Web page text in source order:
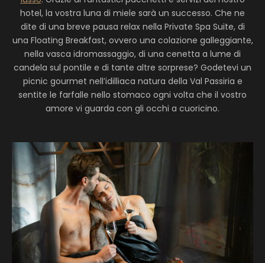
hotel, la vostra luna di miele sarà un successo. Che ne
dite di una breve pausa relax nella Private Spa Suite, di
una Floating Breakfast, ovvero una colazione galleggiante,
nella vasca idromassaggio, di una cenetta a lume di
candela sul pontile e di tante altre sorprese? Godetevi un
picnic gourmet nell’idilliaca natura della Val Passiria e
sentite le farfalle nello stomaco ogni volta che il vostro
amore vi guarda con gli occhi a cuoricino.